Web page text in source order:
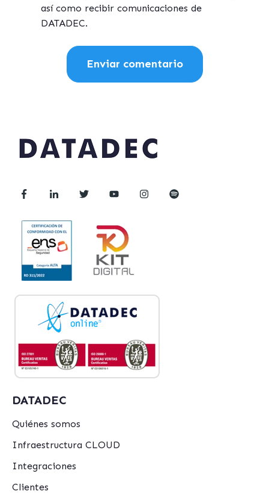
así como recibir comunicaciones de
DATADEC.
DATADEC
Quiénes somos
Infraestructura CLOUD
Integraciones
Clientes